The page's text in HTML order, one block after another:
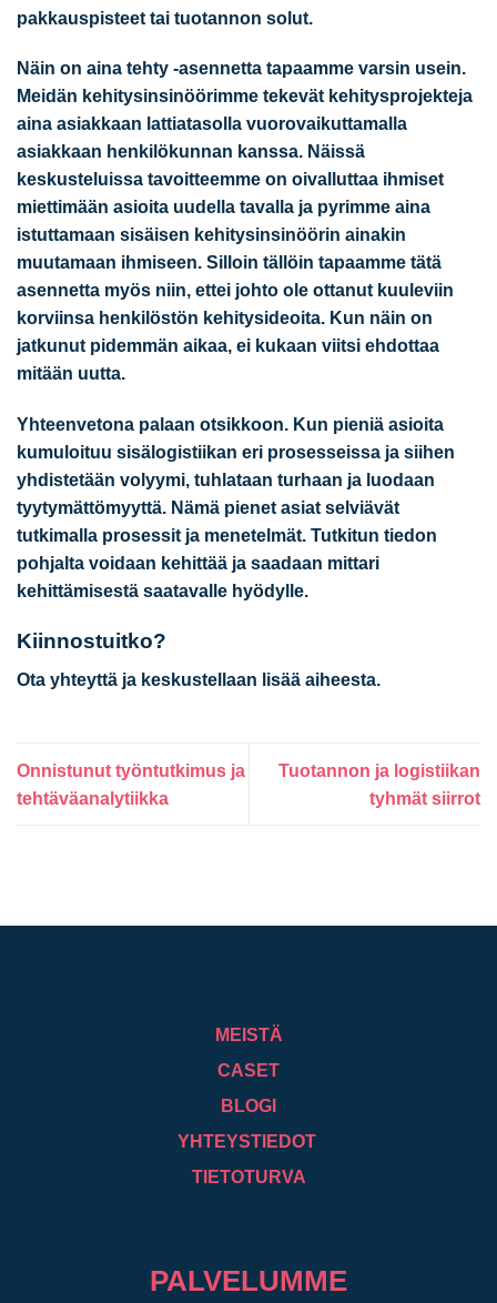
pakkauspisteet tai tuotannon solut.
Näin on aina tehty -asennetta tapaamme varsin usein.
Meidän kehitysinsinöörimme tekevät kehitysprojekteja
aina asiakkaan lattiatasolla vuorovaikuttamalla
asiakkaan henkilökunnan kanssa. Näissä
keskusteluissa tavoitteemme on oivalluttaa ihmiset
miettimään asioita uudella tavalla ja pyrimme aina
istuttamaan sisäisen kehitysinsinöörin ainakin
muutamaan ihmiseen. Silloin tällöin tapaamme tätä
asennetta myös niin, ettei johto ole ottanut kuuleviin
korviinsa henkilöstön kehitysideoita. Kun näin on
jatkunut pidemmän aikaa, ei kukaan viitsi ehdottaa
mitään uutta.
Yhteenvetona palaan otsikkoon. Kun pieniä asioita
kumuloituu sisälogistiikan eri prosesseissa ja siihen
yhdistetään volyymi, tuhlataan turhaan ja luodaan
tyytymättömyyttä. Nämä pienet asiat selviävät
tutkimalla prosessit ja menetelmät. Tutkitun tiedon
pohjalta voidaan kehittää ja saadaan mittari
kehittämisestä saatavalle hyödylle.
Kiinnostuitko?
Ota yhteyttä ja keskustellaan lisää aiheesta.
Onnistunut työntutkimus ja
tehtäväanalytiikka
Tuotannon ja logistiikan
tyhmät siirrot
MEISTÄ
CASET
BLOGI
YHTEYSTIEDOT
TIETOTURVA
PALVELUMME